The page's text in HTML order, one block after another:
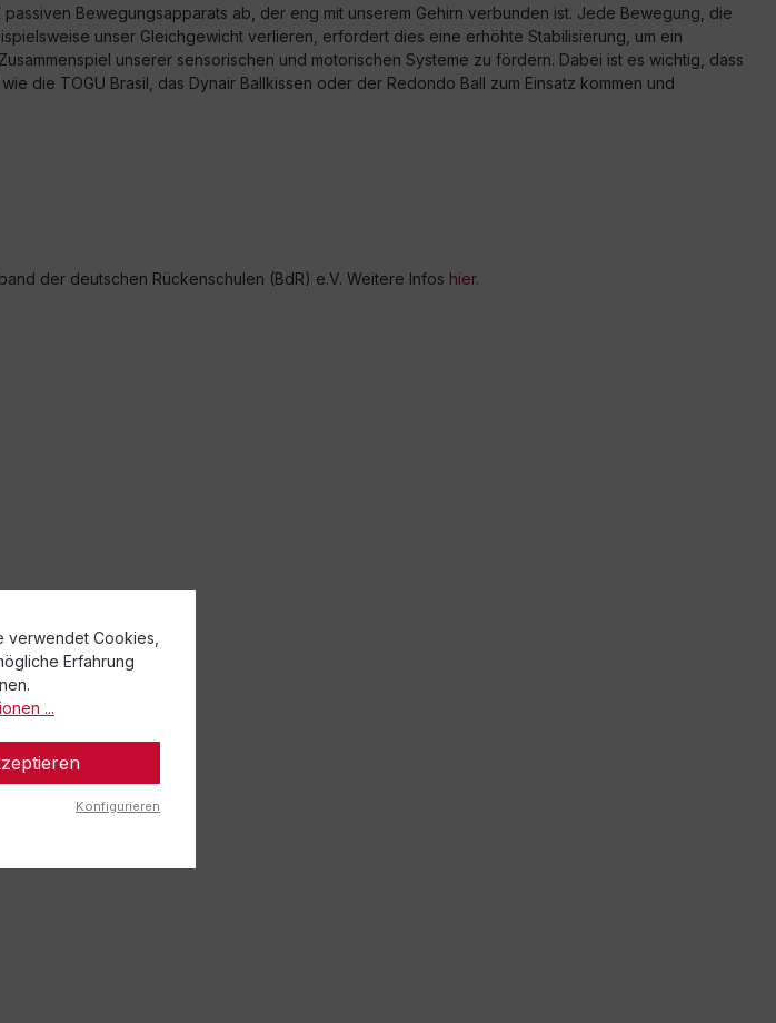
Bewegungsapparats ab, der eng mit unserem Gehirn verbunden ist. Jede Bewegung, die
unser Gleichgewicht verlieren, erfordert dies eine erhöhte Stabilisierung, um ein
unserer sensorischen und motorischen Systeme zu fördern. Dabei ist es wichtig, dass
die TOGU Brasil, das Dynair Ballkissen oder der Redondo Ball zum Einsatz kommen und
der deutschen Rückenschulen (BdR) e.V. Weitere Infos hier.
verwendet Cookies,
Erfahrung
...
Konfigurieren